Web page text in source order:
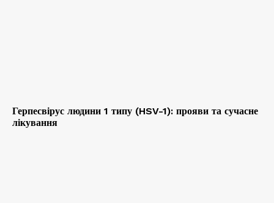
Герпесвірус людини 1 типу (HSV-1): прояви та сучасне
лікування